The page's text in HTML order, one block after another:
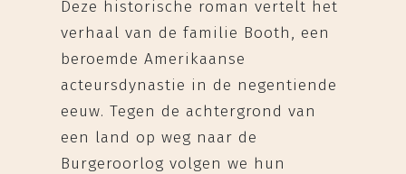
Deze historische roman vertelt het
verhaal van de familie Booth, een
beroemde Amerikaanse
acteursdynastie in de negentiende
eeuw. Tegen de achtergrond van
een land op weg naar de
Burgeroorlog volgen we hun